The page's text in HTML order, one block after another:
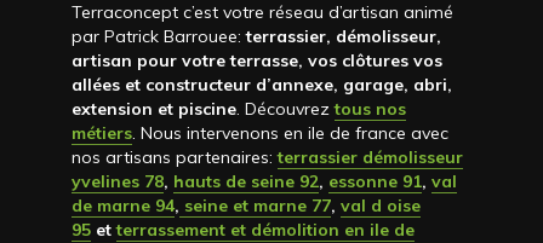
Terraconcept c’est votre réseau d’artisan animé
par Patrick Barrouee:terrassier, démolisseur,
artisan pour votre terrasse, vos clôtures vos
allées et constructeur d’annexe, garage, abri,
extension et piscine. Découvreztous nos
métiers. Nous intervenons en ile de france avec
nos artisans partenaires:terrassier démolisseur
yvelines 78, hauts de seine 92, essonne 91, val
de marne 94, seine et marne 77, val d oise
95 etterrassement et démolition en ile de